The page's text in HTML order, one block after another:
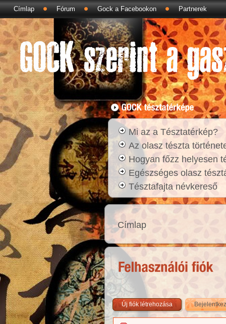
Címlap Fórum Gock a Facebookon Partnerek
Mi az a Tésztatérkép?
Az olasz tészta
Hogyan főzz helyesen
Egészséges olasz
Tésztafajta névkereső
Címlap
Új fiók létrehozása